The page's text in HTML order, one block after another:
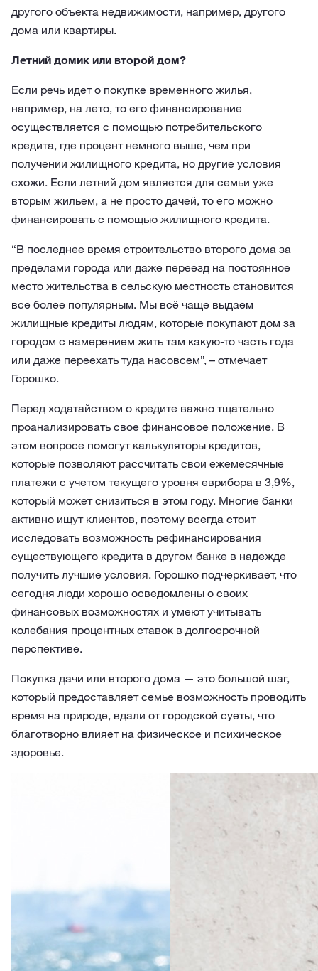
другого объекта недвижимости, например, другого
дома или квартиры.
Летний домик или второй дом?
Если речь идет о покупке временного жилья,
например, на лето, то его финансирование
осуществляется с помощью потребительского
кредита, где процент немного выше, чем при
получении жилищного кредита, но другие условия
схожи. Если летний дом является для семьи уже
вторым жильем, а не просто дачей, то его можно
финансировать с помощью жилищного кредита.
“В последнее время строительство второго дома за
пределами города или даже переезд на постоянное
место жительства в сельскую местность становится
все более популярным. Мы всё чаще выдаем
жилищные кредиты людям, которые покупают дом за
городом с намерением жить там какую-то часть года
или даже переехать туда насовсем”, – отмечает
Горошко.
Перед ходатайством о кредите важно тщательно
проанализировать свое финансовое положение. В
этом вопросе помогут калькуляторы кредитов,
которые позволяют рассчитать свои ежемесячные
платежи с учетом текущего уровня еврибора в 3,9%,
который может снизиться в этом году. Многие банки
активно ищут клиентов, поэтому всегда стоит
исследовать возможность рефинансирования
существующего кредита в другом банке в надежде
получить лучшие условия. Горошко подчеркивает, что
сегодня люди хорошо осведомлены о своих
финансовых возможностях и умеют учитывать
колебания процентных ставок в долгосрочной
перспективе.
Покупка дачи или второго дома — это большой шаг,
который предоставляет семье возможность проводить
время на природе, вдали от городской суеты, что
благотворно влияет на физическое и психическое
здоровье.